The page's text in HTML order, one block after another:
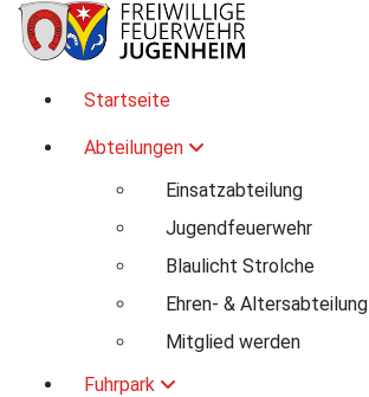
Zum
Inhalt
Für Ihre Sicherheit in Seeheim-Jugenheim
Startseite
Abteilungen
Einsatzabteilung
Jugendfeuerwehr
Blaulicht Strolche
Ehren- & Altersabteilung
Mitglied werden
Fuhrpark